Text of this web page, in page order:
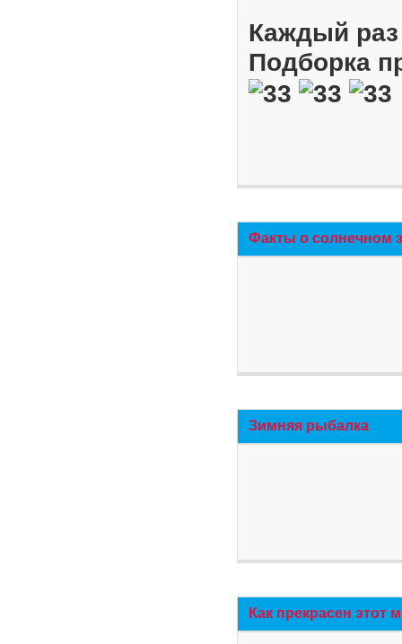
Каждый
Подборка
Факты о солнечном
Зимняя рыбалка
Как прекрасен этот